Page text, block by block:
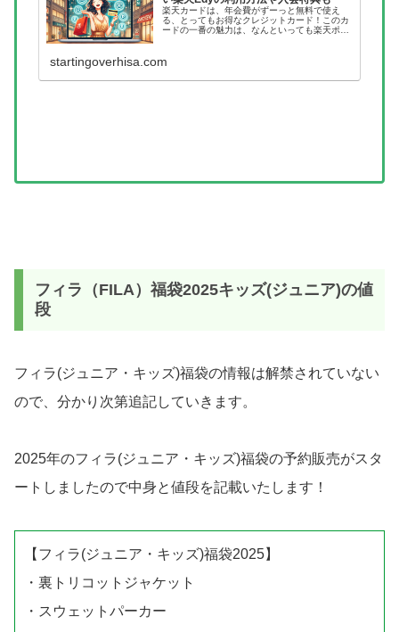
楽天カードは、年会費がずーっと無料で使え
る、とってもお得なクレジットカード！このカ
ードの一番の魅力は、なんといっても楽天ポイ
加算されるんですよね。しかも、...
startingoverhisa.com
フィラ（FILA）福袋2025キッズ(ジュニア)の値
段
フィラ(ジュニア・キッズ)福袋の情報は解禁されていない
ので、分かり次第追記していきます。
2025年のフィラ(ジュニア・キッズ)福袋の予約販売がスタ
ートしましたので中身と値段を記載いたします！
【フィラ(ジュニア・キッズ)福袋2025】
・裏トリコットジャケット
・スウェットパーカー